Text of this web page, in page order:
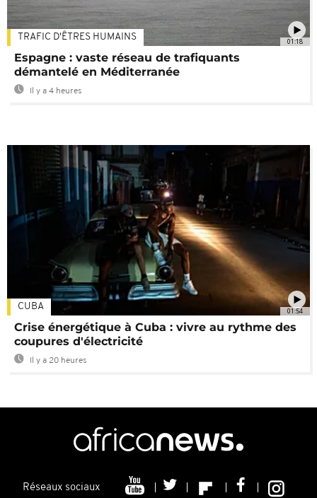
01:18
TRAFIC D'ÊTRES HUMAINS
Espagne : vaste réseau de trafiquants
démantelé en Méditerranée
Il y a 4 heures
01:54
CUBA
Crise énergétique à Cuba : vivre au rythme des
coupures d'électricité
Il y a 20 heures
Réseaux sociaux